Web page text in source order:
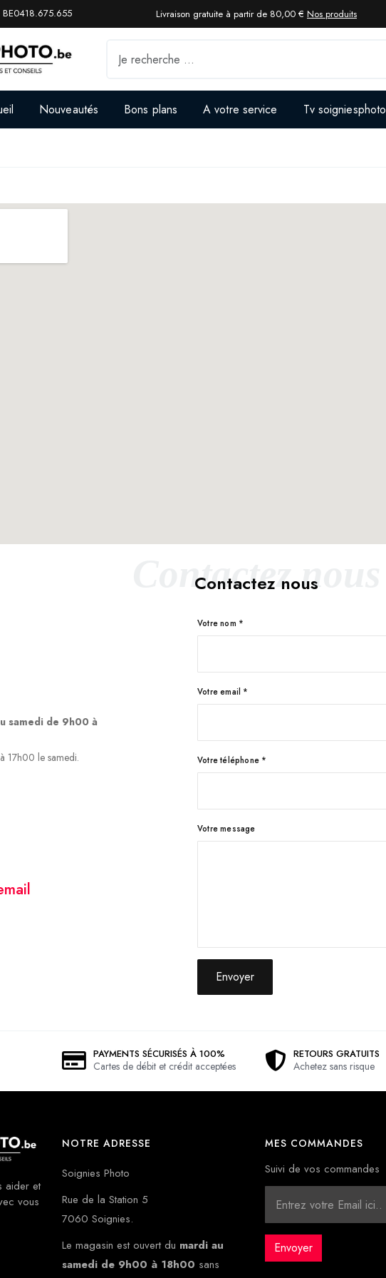
BE0418.675.655 Livraison gratuite à partir de 80,00 € Nos produits
Nouveautés Bons plans A votre service Tv soigniesphoto
Contactez nous
Contactez nous
samedi de 9h00 à
17h00 le samedi.
Votre nom *
Votre email *
Votre téléphone *
Votre message
Envoyer
PAYMENTS SÉCURISÉS À 100%
Cartes de débit et crédit acceptées
RETOURS GRATUITS
Achetez sans risque
aider et
vous
NOTRE ADRESSE
Soignies Photo
Rue de la Station 5
7060 Soignies.
Le magasin est ouvert du mardi au
samedi de 9h00 à 18h00 sans
MES COMMANDES
Suivi de vos commandes